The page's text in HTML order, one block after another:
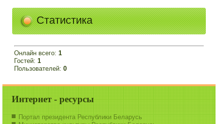
Статистика
Онлайн всего:1
Гостей:1
Пользователей:0
Интернет - ресурсы
Портал президента Республики Беларусь